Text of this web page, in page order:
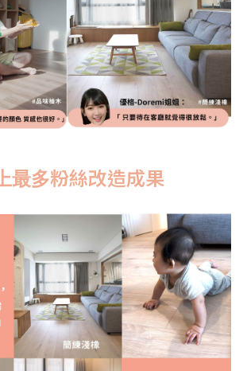
最多粉絲改造成果